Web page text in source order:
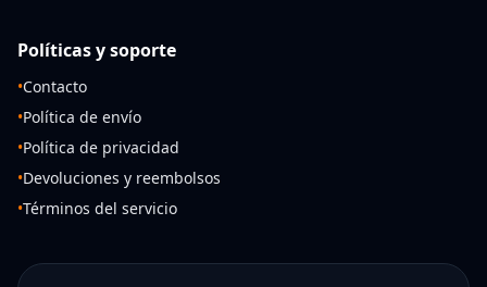
Políticas y soporte
•Contacto
•Política de envío
•Política de privacidad
•Devoluciones y reembolsos
•Términos del servicio